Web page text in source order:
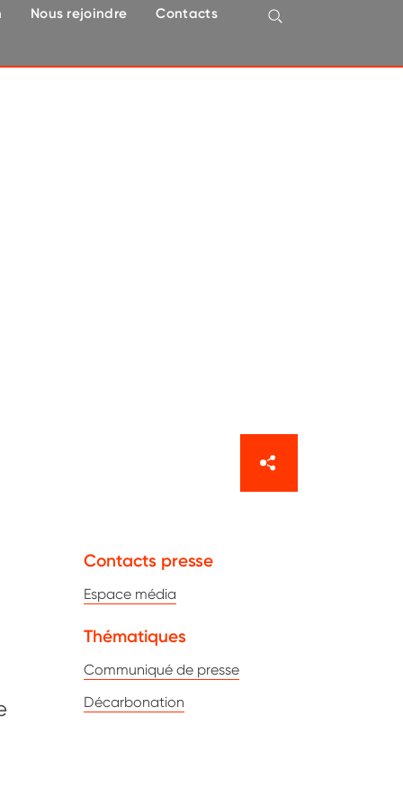
Nous rejoindre Contacts
Contacts presse
Espace média
Thématiques
Communiqué de presse
Décarbonation